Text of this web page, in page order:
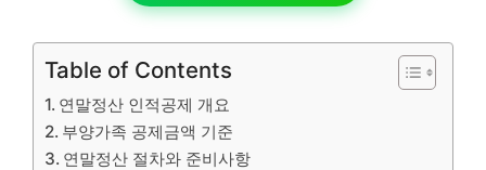
Table of Contents
연말정산 인적공제 개요
부양가족 공제금액 기준
연말정산 절차와 준비사항